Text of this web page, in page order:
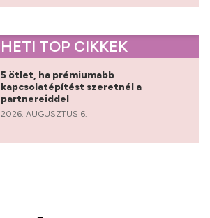
HETI TOP CIKKEK
5 ötlet, ha prémiumabb
kapcsolatépítést szeretnél a
partnereiddel
2026. AUGUSZTUS 6.